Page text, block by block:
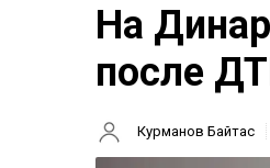
На
после
Курманов Байтас